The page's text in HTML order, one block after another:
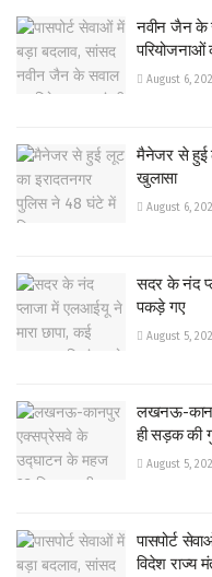
नवीन जैन के
परियोजनाओं
August 6,
मैनेजर से हुई
खुलासा
August 6,
सदर के नंद
पकड़े गए
August 5,
लखनऊ-
ही सड़क की
August 5,
पासपोर्ट
विदेश राज्य